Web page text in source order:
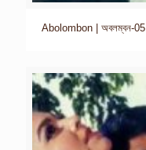
Abolombon | অবলম্বন-05